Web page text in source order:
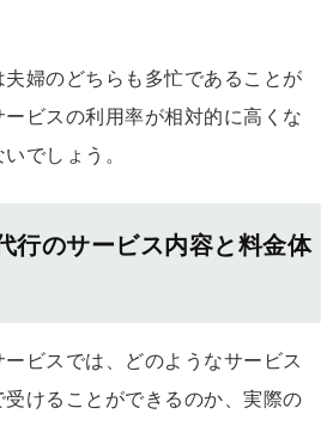
婦のどちらも多忙であることが
ビスの利用率が相対的に高くな
でしょう。
行のサービス内容と料金体
ビスでは、どのようなサービス
けることができるのか、実際の